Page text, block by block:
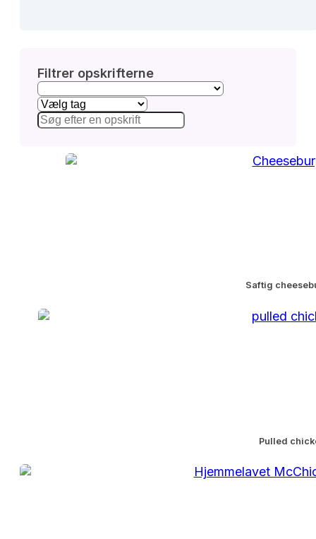
Filtrer opskrifterne
Saftig
Pulled